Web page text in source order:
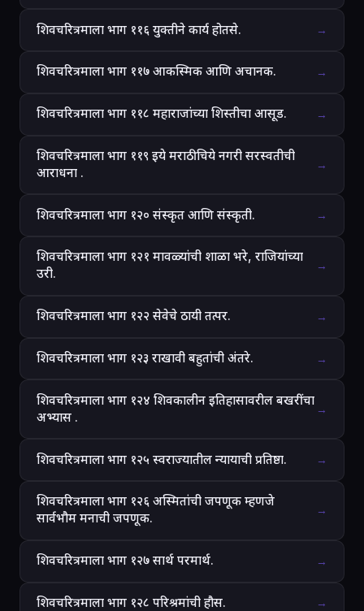
शिवचरित्रमाला भाग ११६ युक्तीने कार्य होतसे. →
शिवचरित्रमाला भाग ११७ आकस्मिक आणि अचानक. →
शिवचरित्रमाला भाग ११८ महाराजांच्या शिस्तीचा आसूड. →
शिवचरित्रमाला भाग ११९ इये मराठीचिये नगरी सरस्वतीची
आराधना .
→
शिवचरित्रमाला भाग १२० संस्कृत आणि संस्कृती. →
शिवचरित्रमाला भाग १२१ मावळ्यांची शाळा भरे, राजियांच्या
उरी.
→
शिवचरित्रमाला भाग १२२ सेवेचे ठायी तत्पर. →
शिवचरित्रमाला भाग १२३ राखावी बहुतांची अंतरे. →
शिवचरित्रमाला भाग १२४ शिवकालीन इतिहासावरील बखरींचा
अभ्यास .
→
शिवचरित्रमाला भाग १२५ स्वराज्यातील न्यायाची प्रतिष्ठा. →
शिवचरित्रमाला भाग १२६ अस्मितांची जपणूक म्हणजे
सार्वभौम मनाची जपणूक.
→
शिवचरित्रमाला भाग १२७ सार्थ परमार्थ. →
शिवचरित्रमाला भाग १२८ परिश्रमांची हौस. →